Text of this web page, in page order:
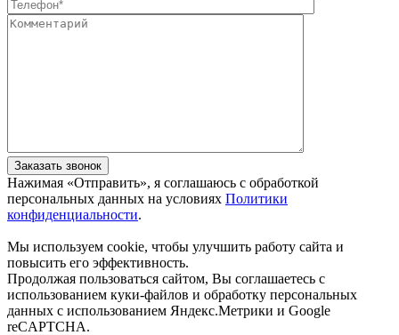
Заказать звонок
Нажимая «Отправить», я соглашаюсь c обработкой
персональных данных на условиях Политики
конфиденциальности.
Мы используем cookie, чтобы улучшить работу сайта и
повысить его эффективность.
Продолжая пользоваться сайтом, Вы соглашаетесь с
использованием куки-файлов и обработку персональных
данных с использованием Яндекс.Метрики и Google
reCAPTCHA.